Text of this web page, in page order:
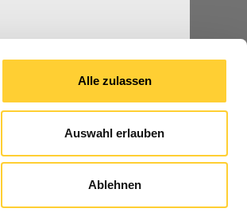
Alle zulassen
Auswahl erlauben
Ablehnen
BEITRÄGE GESAMT842.686
© 2026 Bauforum24.biz